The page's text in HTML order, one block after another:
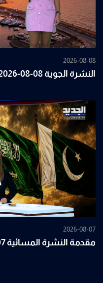
2026-08-08
النشرة الجوية 08-08-2026
2026-08-07
مقدمة النشرة المسائية 07-08-2026